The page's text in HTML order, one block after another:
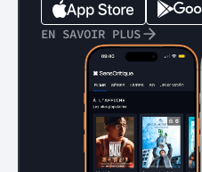
EN SAVOIR PLUS